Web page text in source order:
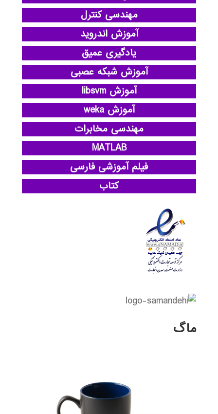
مهندسی کنترل
آموزش اندروید
یادگیری عمیق
آموزش شبکه عصبی
آموزش libsvm
آموزش weka
مهندسی مخابرات
MATLAB
فیلم آموزشی فارسی
کتاب
ماگ